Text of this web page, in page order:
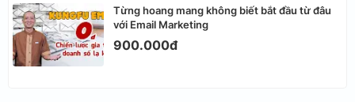
Từng hoang mang không biết bắt đầu từ đâu
với Email Marketing
900.000đ